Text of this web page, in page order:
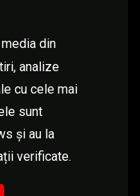
din
analize
cu cele mai
sunt
și au la
verificate.